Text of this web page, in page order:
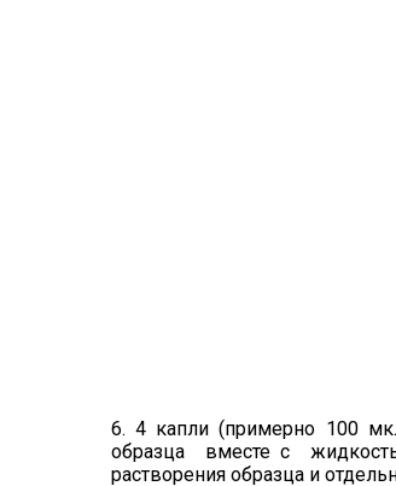
6. 4 капли (примерно 100
образца вместе с
растворения образца и